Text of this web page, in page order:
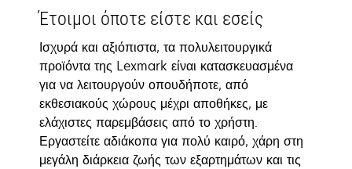
Έτοιμοι όποτε είστε και εσείς
Ισχυρά και αξιόπιστα, τα πολυλειτουργικά
προϊόντα της Lexmark είναι κατασκευασμένα
για να λειτουργούν οπουδήποτε, από
εκθεσιακούς χώρους μέχρι αποθήκες, με
ελάχιστες παρεμβάσεις από το χρήστη.
Εργαστείτε αδιάκοπα για πολύ καιρό, χάρη στη
μεγάλη διάρκεια ζωής των εξαρτημάτων και τις